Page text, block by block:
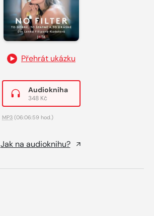
Přehrát ukázku
Audiokniha
348 Kč
MP3 (06:06:59 hod.)
Jak na audioknihu?